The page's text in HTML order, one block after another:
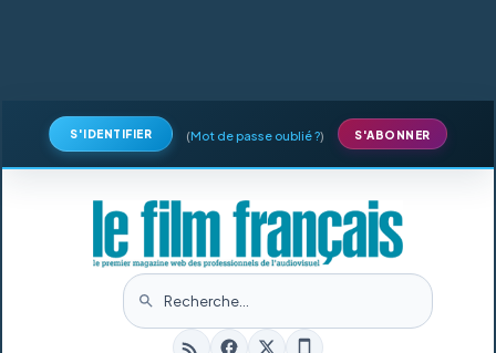
S'IDENTIFIER (Mot de passe oublié ?) S'ABONNER